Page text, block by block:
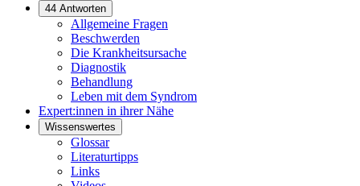
44 Antworten
Allgemeine Fragen
Beschwerden
Die Krankheitsursache
Diagnostik
Behandlung
Leben mit dem Syndrom
Expert:innen in ihrer Nähe
Wissenswertes
Glossar
Literaturtipps
Links